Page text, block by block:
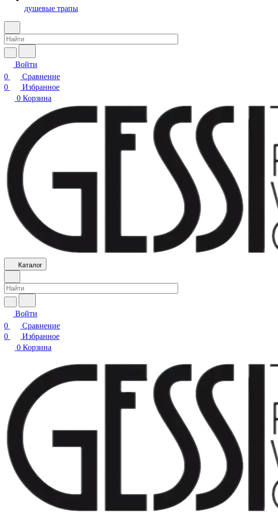
душевые трапы
Войти
0
Сравнение
0
Избранное
0 Корзина
Каталог
Войти
0
Сравнение
0
Избранное
0 Корзина